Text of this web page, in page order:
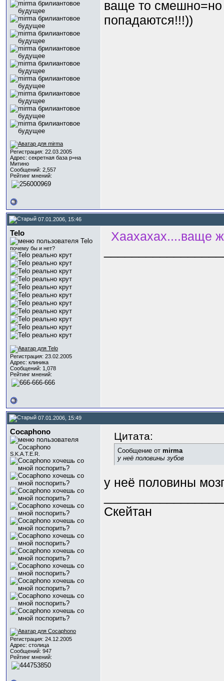
Регистрация: 22.03.2005
Адрес: секретная база р=на
Митино
Сообщений: 2,557
Рейтинг мнений:
ваще то смешно=но
попадаются!!!))
07.01.2006, 15:46
Telo
почему бы и нет?
Регистрация: 23.02.2005
Адрес: клиника
Сообщений: 1,078
Рейтинг мнений:
Хаахахах....ваще
07.01.2006, 15:49
Cocaphono
S.K.A.T.E.R.
Регистрация: 24.12.2005
Адрес: столица
Сообщений: 947
Рейтинг мнений:
Цитата:
Сообщение от mirma
у неё половины зубов
у неё половины
Скейтан